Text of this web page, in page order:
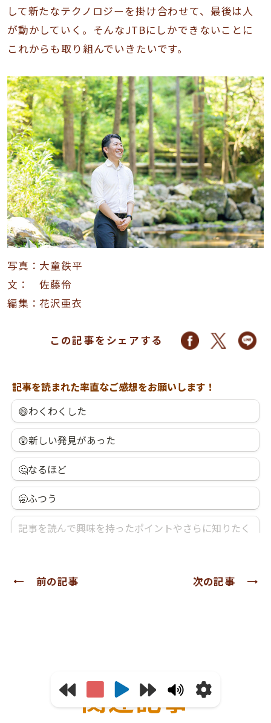
して新たなテクノロジーを掛け合わせて、最後は人
が動かしていく。そんなJTBにしかできないことに
これからも取り組んでいきたいです。
写真：大童鉄平
文： 佐藤伶
編集：花沢亜衣
この記事をシェアする
前の記事 次の記事
関連記事